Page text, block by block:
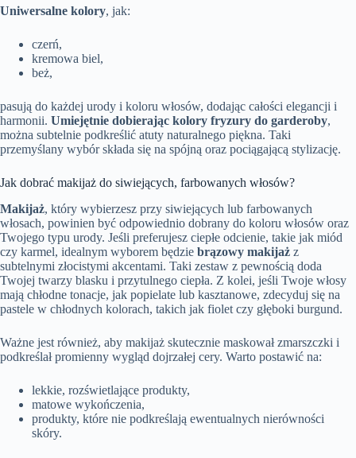
Uniwersalne kolory, jak:
czerń,
kremowa biel,
beż,
pasują do każdej urody i koloru włosów, dodając całości elegancji i
harmonii. Umiejętnie dobierając kolory fryzury do garderoby,
można subtelnie podkreślić atuty naturalnego piękna. Taki
przemyślany wybór składa się na spójną oraz pociągającą stylizację.
Jak dobrać makijaż do siwiejących, farbowanych włosów?
Makijaż, który wybierzesz przy siwiejących lub farbowanych
włosach, powinien być odpowiednio dobrany do koloru włosów oraz
Twojego typu urody. Jeśli preferujesz ciepłe odcienie, takie jak miód
czy karmel, idealnym wyborem będzie brązowy makijaż z
subtelnymi złocistymi akcentami. Taki zestaw z pewnością doda
Twojej twarzy blasku i przytulnego ciepła. Z kolei, jeśli Twoje włosy
mają chłodne tonacje, jak popielate lub kasztanowe, zdecyduj się na
pastele w chłodnych kolorach, takich jak fiolet czy głęboki burgund.
Ważne jest również, aby makijaż skutecznie maskował zmarszczki i
podkreślał promienny wygląd dojrzałej cery. Warto postawić na:
lekkie, rozświetlające produkty,
matowe wykończenia,
produkty, które nie podkreślają ewentualnych nierówności
skóry.